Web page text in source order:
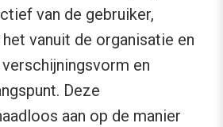
van de gebruiker,
het vanuit de organisatie en
verschijningsvorm en
Deze
aan op de manier